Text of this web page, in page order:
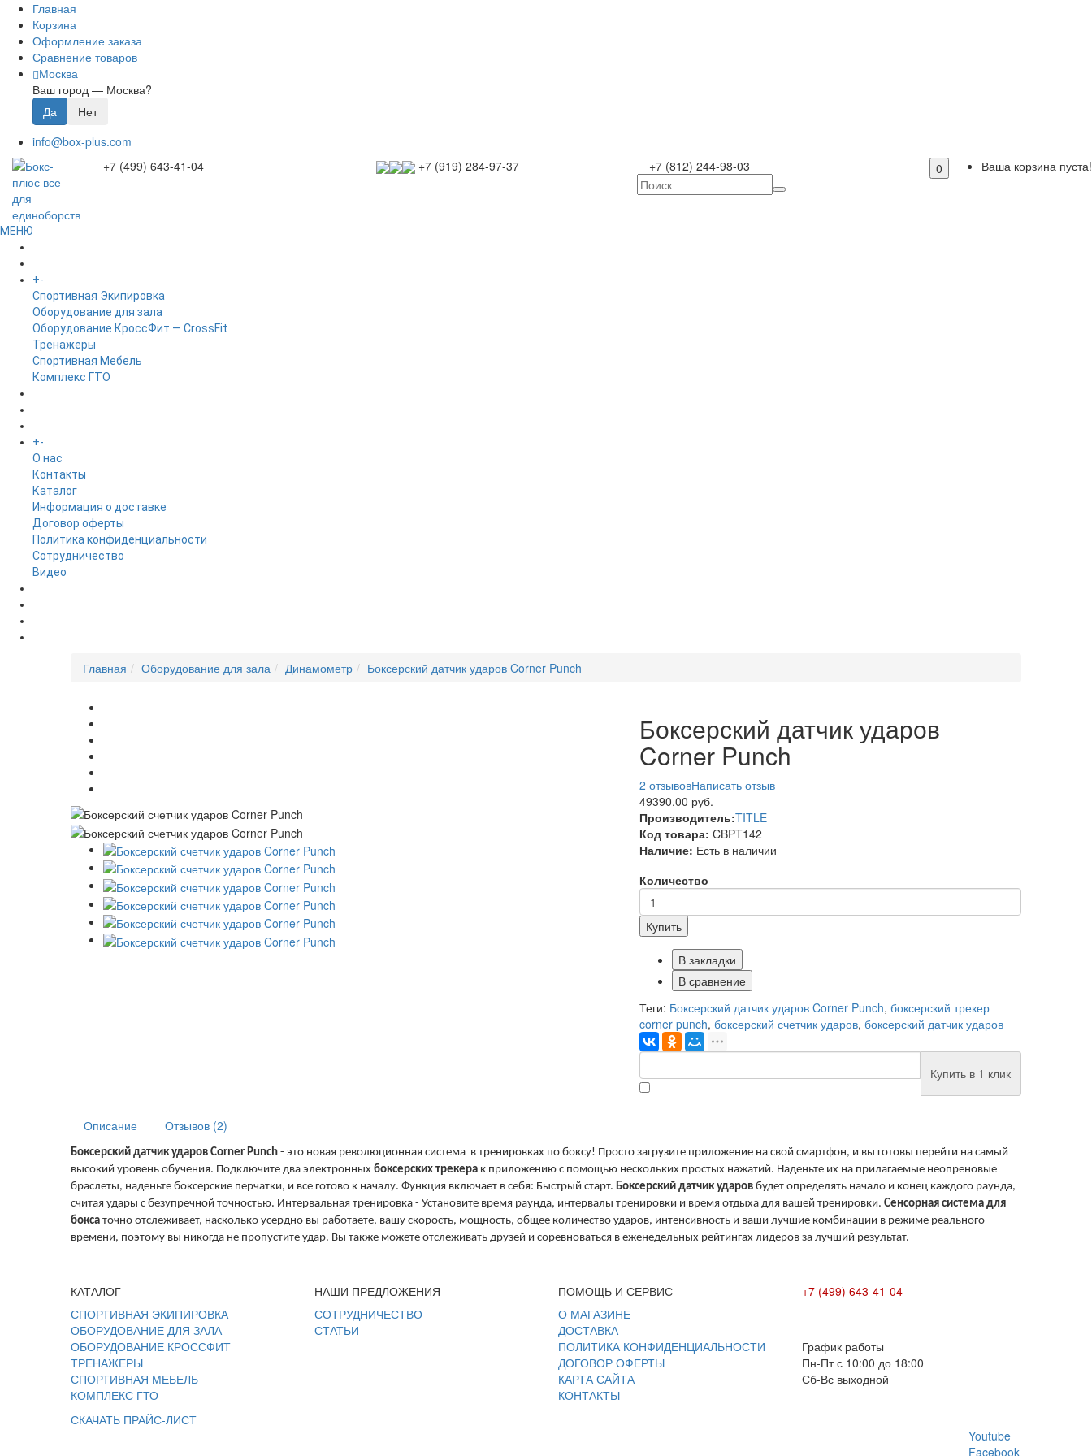
Главная
Корзина
Оформление заказа
Сравнение товаров
Москва
Ваш город — Москва?
info@box-plus.com
+7 (499) 643-41-04
+7 (919) 284-97-37 +7 (812) 244-98-03 0 Ваша корзина пуста!
МЕНЮ
+-
Спортивная Экипировка
Оборудование для зала
Оборудование КроссФит — CrossFit
Тренажеры
Спортивная Мебель
Комплекс ГТО
+-
O нас
Контакты
Каталог
Информация о доставке
Договор оферты
Политика конфиденциальности
Сотрудничество
Видео
Главная Оборудование для зала Динамометр Боксерский датчик ударов Corner Punch
Боксерский датчик ударов
Corner Punch
2 отзывовНаписать отзыв
49390.00 руб.
Производитель:TITLE
Код товара: CBPT142
Наличие: Есть в наличии
Количество
Купить
В закладки
В сравнение
Теги: Боксерский датчик ударов Corner Punch, боксерский трекер
corner punch, боксерский счетчик ударов, боксерский датчик ударов
Купить в 1 клик
Описание Отзывов (2)
Боксерский датчик ударов Corner Punch - это новая революционная система в тренировках по боксу! Просто загрузите приложение на свой смартфон, и вы готовы перейти на самый
высокий уровень обучения. Подключите два электронных боксерских трекера к приложению с помощью нескольких простых нажатий. Наденьте их на прилагаемые неопреновые
браслеты, наденьте боксерские перчатки, и все готово к началу. Функция включает в себя: Быстрый старт. Боксерский датчик ударов будет определять начало и конец каждого раунда,
считая удары с безупречной точностью. Интервальная тренировка - Установите время раунда, интервалы тренировки и время отдыха для вашей тренировки. Сенсорная система для
бокса точно отслеживает, насколько усердно вы работаете, вашу скорость, мощность, общее количество ударов, интенсивность и ваши лучшие комбинации в режиме реального
времени, поэтому вы никогда не пропустите удар. Вы также можете отслеживать друзей и соревноваться в еженедельных рейтингах лидеров за лучший результат.
КАТАЛОГ
СПОРТИВНАЯ ЭКИПИРОВКА
ОБОРУДОВАНИЕ ДЛЯ ЗАЛА
ОБОРУДОВАНИЕ КРОССФИТ
ТРЕНАЖЕРЫ
СПОРТИВНАЯ МЕБЕЛЬ
КОМПЛЕКС ГТО
СКАЧАТЬ ПРАЙС-ЛИСТ
НАШИ ПРЕДЛОЖЕНИЯ
СОТРУДНИЧЕСТВО
СТАТЬИ
ПОМОЩЬ И СЕРВИС
О МАГАЗИНЕ
ДОСТАВКА
ПОЛИТИКА КОНФИДЕНЦИАЛЬНОСТИ
ДОГОВОР ОФЕРТЫ
КАРТА САЙТА
КОНТАКТЫ
+7 (499) 643-41-04
График работы
Пн-Пт с 10:00 до 18:00
Сб-Вс выходной
Youtube
Facebook